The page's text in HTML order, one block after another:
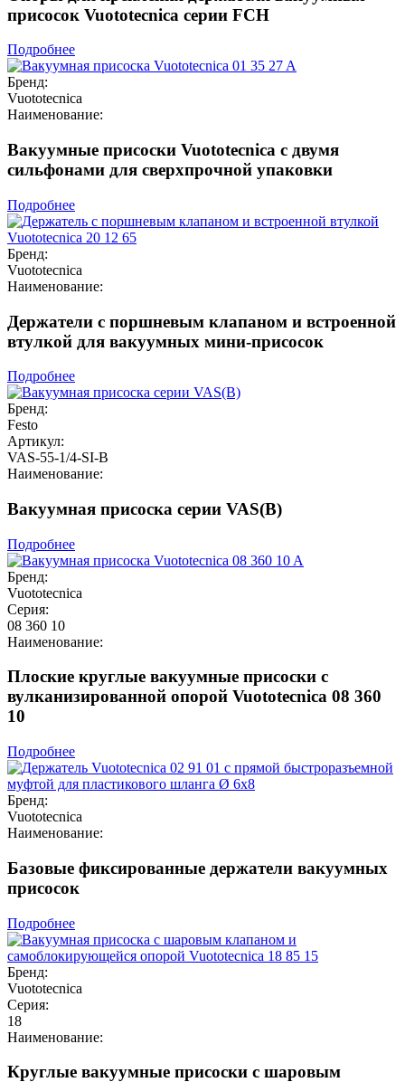
присосок Vuototecnica серии FCH
Подробнее
Бренд:
Vuototecnica
Наименование:
Вакуумные присоски Vuototecnica с двумя
сильфонами для сверхпрочной упаковки
Подробнее
Бренд:
Vuototecnica
Наименование:
Держатели с поршневым клапаном и встроенной
втулкой для вакуумных мини-присосок
Подробнее
Бренд:
Festo
Артикул:
VAS-55-1/4-SI-B
Наименование:
Вакуумная присоска серии VAS(B)
Подробнее
Бренд:
Vuototecnica
Серия:
08 360 10
Наименование:
Плоские круглые вакуумные присоски с
вулканизированной опорой Vuototecnica 08 360
10
Подробнее
Бренд:
Vuototecnica
Наименование:
Базовые фиксированные держатели вакуумных
присосок
Подробнее
Бренд:
Vuototecnica
Серия:
18
Наименование:
Круглые вакуумные присоски с шаровым